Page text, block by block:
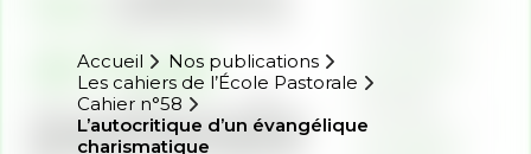
Accueil
Nos publications
Les cahiers de l’École Pastorale
Cahier n°58
L’autocritique d’un évangélique
charismatique